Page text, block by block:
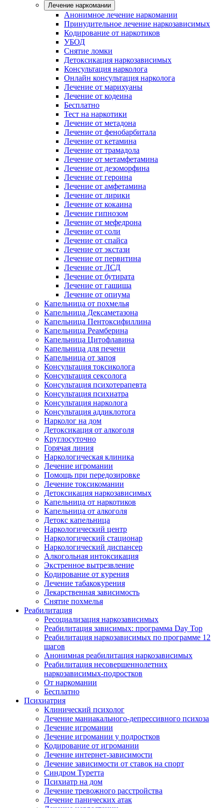
Лечение наркомании
Анонимное лечение наркомании
Принудительное лечение наркозависимых
Кодирование от наркотиков
УБОД
Снятие ломки
Детоксикация наркозависимых
Консультация нарколога
Онлайн консультация нарколога
Лечение от марихуаны
Лечение от кодеина
Бесплатно
Тест на наркотики
Лечение от метадона
Лечение от фенобарбитала
Лечение от кетамина
Лечение от трамадола
Лечение от метамфетамина
Лечение от дезоморфина
Лечение от героина
Лечение от амфетамина
Лечение от лирики
Лечение от кокаина
Лечение гипнозом
Лечение от мефедрона
Лечение от соли
Лечение от спайса
Лечение от экстази
Лечение от первитина
Лечение от ЛСД
Лечение от бутирата
Лечение от гашиша
Лечение от опиума
Капельница от похмелья
Капельница Дексаметазона
Капельница Пентоксифиллина
Капельница Реамберина
Капельница Цитофлавина
Капельница для печени
Капельница от запоя
Консультация токсиколога
Консультация сексолога
Консультация психотерапевта
Консультация психиатра
Консультация нарколога
Консультация аддиклотога
Нарколог на дом
Детоксикация от алкоголя
Круглосуточно
Горячая линия
Наркологическая клиника
Лечение игромании
Помощь при передозировке
Лечение токсикомании
Детоксикация наркозависимых
Капельница от наркотиков
Капельница от алкоголя
Детокс капельница
Наркологический центр
Наркологический стационар
Наркологический диспансер
Алкогольная интоксикация
Экстренное вытрезвление
Кодирование от курения
Лечение табакокурения
Лекарственная зависимость
Снятие похмелья
Реабилитация
Ресоциализация наркозависимых
Реабилитация зависимых: программа Day Top
Реабилитация наркозависимых по программе 12
шагов
Анонимная реабилитация наркозависимых
Реабилитация несовершеннолетних
наркозависимых-подростков
От наркомании
Бесплатно
Психиатрия
Клинический психолог
Лечение маниакального-депрессивного психоза
Лечение игромании
Лечение игромании у подростков
Кодирование от игромании
Лечение интернет-зависимости
Лечение зависимости от ставок на спорт
Синдром Туретта
Психиатр на дом
Лечение тревожного расстройства
Лечение панических атак